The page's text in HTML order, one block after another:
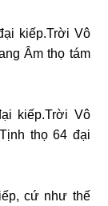
kiếp.Trời Vô
Âm thọ tám
kiếp.Trời Vô
thọ 64 đại
cứ như thế